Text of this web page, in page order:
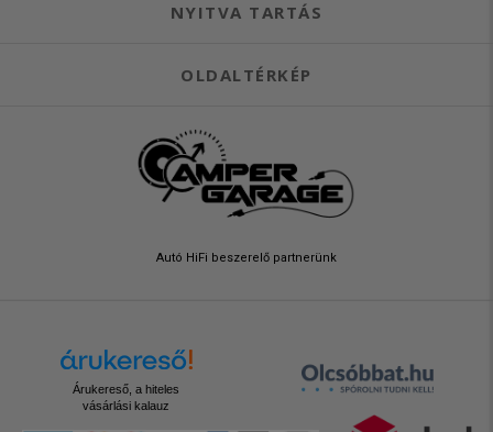
NYITVA TARTÁS
OLDALTÉRKÉP
Autó HiFi beszerelő partnerünk
Árukereső, a hiteles
vásárlási kalauz